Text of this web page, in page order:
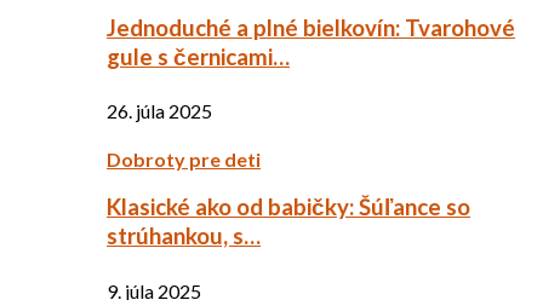
Jednoduché a plné bielkovín: Tvarohové
gule s černicami…
26. júla 2025
Dobroty pre deti
Klasické ako od babičky: Šúľance so
strúhankou, s…
9. júla 2025